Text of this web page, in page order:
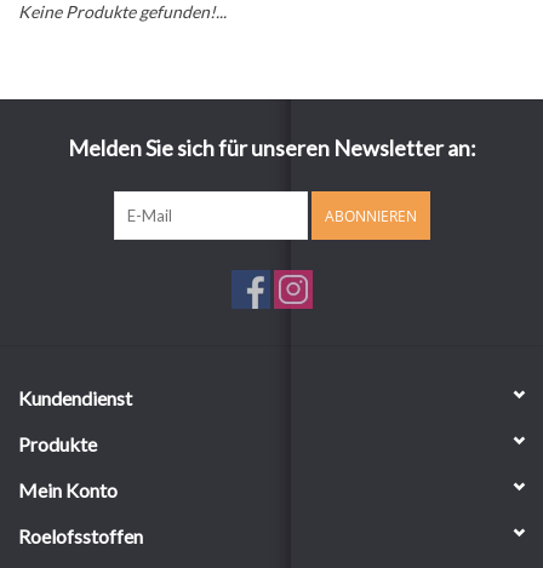
Keine Produkte gefunden!...
Melden Sie sich für unseren Newsletter an:
ABONNIEREN
Kundendienst
Produkte
Mein Konto
Roelofsstoffen